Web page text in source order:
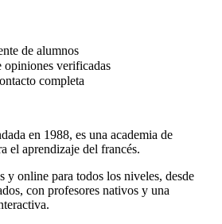
de alumnos
opiniones verificadas
completa
en 1988, es una academia de
el aprendizaje del francés.
y online para todos los niveles, desde
con profesores nativos y una